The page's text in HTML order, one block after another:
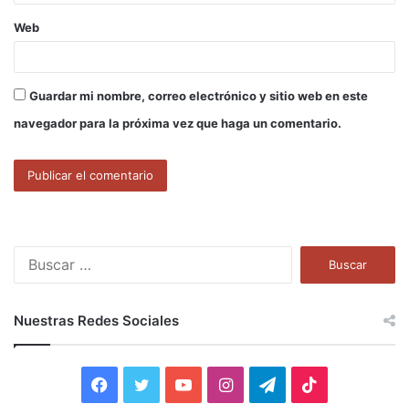
Web
Guardar mi nombre, correo electrónico y sitio web en este
navegador para la próxima vez que haga un comentario.
:
Nuestras Redes Sociales
I